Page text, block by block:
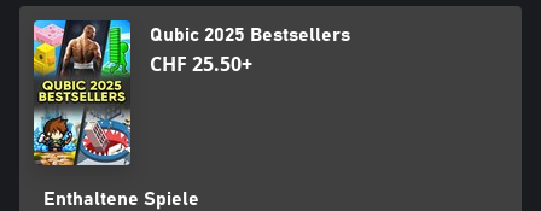
Qubic 2025 Bestsellers
CHF 25.50+
Enthaltene Spiele